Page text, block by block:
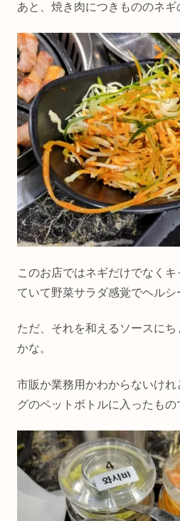
あと、焼き肉につきもののネギ
このお店ではネギだけでなく
ていて野菜サラダ感覚でヘルシ
ただ、それを和えるソースに
かな。
市販か業務用かわからないけ
グのペットボトルに入ったもの